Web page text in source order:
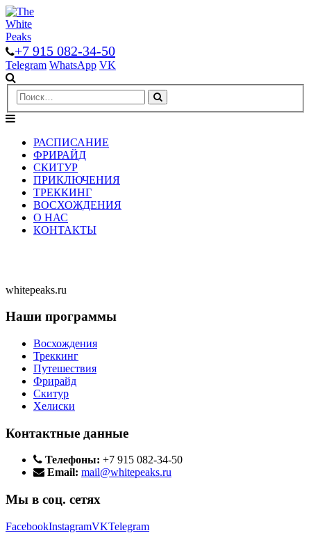
+7 915 082-34-50
Telegram WhatsApp VK
РАСПИСАНИЕ
ФРИРАЙД
СКИТУР
ПРИКЛЮЧЕНИЯ
ТРЕККИНГ
ВОСХОЖДЕНИЯ
О НАС
КОНТАКТЫ
whitepeaks.ru
Наши программы
Восхождения
Треккинг
Путешествия
Фрирайд
Скитур
Хелиски
Контактные данные
Телефоны: +7 915 082-34-50
Email: mail@whitepeaks.ru
Мы в соц. сетях
FacebookInstagramVKTelegram